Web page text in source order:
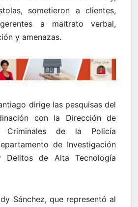
sometieron a clientes,
a maltrato verbal,
y amenazas.
dirige las pesquisas del
con la Dirección de
Criminales de la Policía
de Investigación
Delitos de Alta Tecnología
Sánchez, que representó al